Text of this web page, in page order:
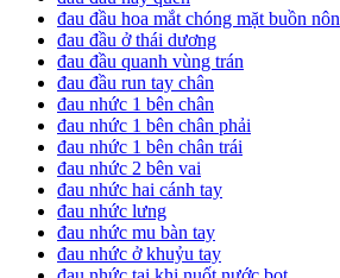
đau đầu hoa mắt chóng mặt buồn nôn
đau đầu ở thái dương
đau đầu quanh vùng trán
đau đầu run tay chân
đau nhức 1 bên chân
đau nhức 1 bên chân phải
đau nhức 1 bên chân trái
đau nhức 2 bên vai
đau nhức hai cánh tay
đau nhức lưng
đau nhức mu bàn tay
đau nhức ở khuỷu tay